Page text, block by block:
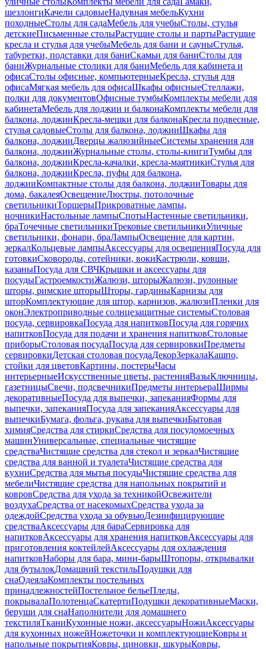
шезлонгиКачели садовыеНадувная мебельКухни
походныеСтолы для садаМебель для учебыСтолы, стулья
детскиеПисьменные столыРастущие столы и партыРастущие
кресла и стулья для учебыМебель для бани и сауныСтулья,
табуретки, подставки для баниСкамьи для баниСтолы для
баниЖурнальные столики для баниМебель для кабинета и
офисаСтолы офисные, компьютерныеКресла, стулья для
офисаМягкая мебель для офисаШкафы офисныеСтеллажи,
полки для документовОфисные тумбыКомплекты мебели для
кабинетаМебель для лоджии и балконаКомплекты мебели для
балкона, лоджииКресла-мешки для балконаКресла подвесные,
стулья садовыеСтолы для балкона, лоджииШкафы для
балкона, лоджииДверцы жалюзийныеСистемы хранения для
балкона, лоджииЖурнальные столы, столы-книгиТумбы для
балкона, лоджииКресла-качалки, кресла-маятникиСтулья для
балкона, лоджииКресла, пуфы для балкона,
лоджииКомпактные столы для балкона, лоджииТовары для
дома, бакалеяОсвещениеЛюстры, потолочные
светильникиТоршерыПрикроватные лампы,
ночникиНастольные лампыСпотыНастенные светильники,
браТочечные светильникиТрековые светильникиУличные
светильники, фонари, браЛампыОсвещение для картин,
зеркалКольцевые лампыАксессуары для освещенияПосуда для
готовкиСковороды, сотейники, вокиКастрюли, ковши,
казаныПосуда для СВЧКрышки и аксессуары для
посудыГастроемкостиЖалюзи, шторыЖалюзи, рулонные
шторы, римские шторыШторы, гардиныКарнизы для
шторКомплектующие для штор, карнизов, жалюзиПленки для
оконЭлектроприводные солнцезащитные системыСтоловая
посуда, сервировкаПосуда для напитковПосуда для горячих
напитковПосуда для подачи и хранения напитковСтоловые
приборыСтоловая посудаПосуда для сервировкиПредметы
сервировкиДетская столовая посудаДекорЗеркалаКашпо,
стойки для цветовКартины, постерыЧасы
интерьерныеИскусственные цветы, растенияВазыКлючницы,
газетницыСвечи, подсвечникиПредметы интерьераШирмы
декоративныеПосуда для выпечки, запеканияФормы для
выпечки, запеканияПосуда для запеканияАксессуары для
выпечкиБумага, фольга, рукава для выпечкиБытовая
химияСредства для стиркиСредства для посудомоечных
машинУниверсальные, специальные чистящие
средстваЧистящие средства для стекол и зеркалЧистящие
средства для ванной и туалетаЧистящие средства для
кухниСредства для мытья посудыЧистящие средства для
мебелиЧистящие средства для напольных покрытий и
ковровСредства для ухода за техникойОсвежители
воздухаСредства от насекомыхСредства ухода за
одеждойСредства ухода за обувьюДезинфицирующие
средстваАксессуары для бараСервировка для
напитковАксессуары для хранения напитковАксессуары для
приготовления коктейлейАксессуары для охлаждения
напитковНаборы для бара, мини-барыШтопоры, открывалки
для бутылокДомашний текстильПодушки для
снаОдеялаКомплекты постельных
принадлежностейПостельное бельеПледы,
покрывалаПолотенцаСкатертиПодушки декоративныеМаски,
беруши для снаНаполнители для домашнего
текстиляТканиКухонные ножи, аксессуарыНожиАксессуары
для кухонных ножейНожеточки и комплектующиеКовры и
напольные покрытияКовры, циновки, шкурыКовры,